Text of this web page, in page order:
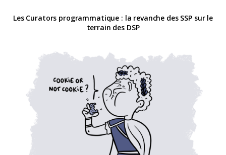
Les Curators programmatique : la revanche des SSP sur le
terrain des DSP